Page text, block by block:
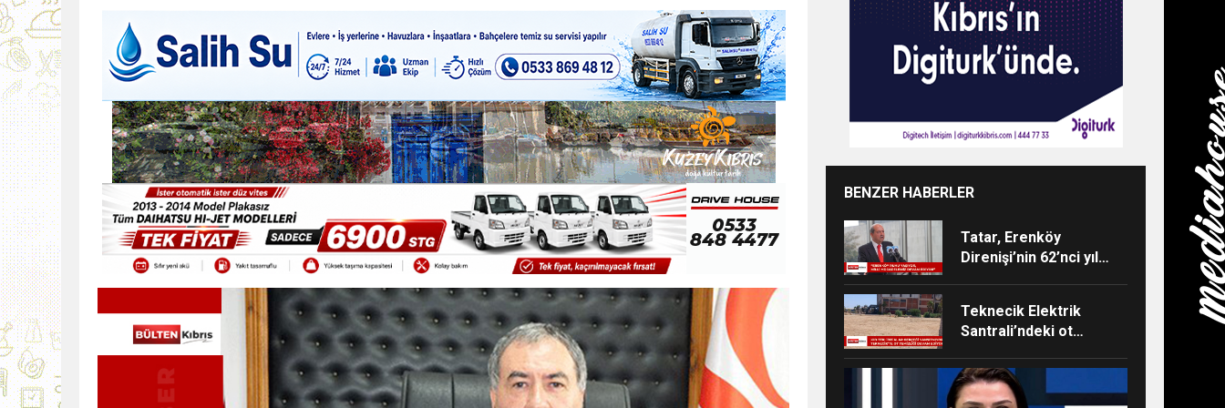
9:30 SON DAKİKA
13:42 BEROVA: HAYAT PAHALILIĞI ÖNGÖRÜMÜZ YÜZDE 7.5 İLE 8.5 ARASINDA
20:30 Cumhurbaşkanı Erhürman sergi açılışında fenalaşarak hastaneye kaldırıldı BENZER HABERLER
Tatar, Erenköy
Direnişi’nin 62’nci yıl
Teknecik Elektrik
Santrali’ndeki ot
Temmuz’dan beri
devam ediyor